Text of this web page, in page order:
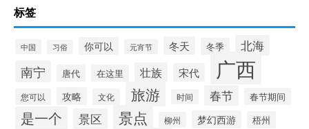
标签
中国 习俗 你可以 元宵节 冬天 冬季 北海
南宁 唐代 在这里 壮族 宋代 广西
您可以 攻略 文化 旅游 时间 春节 春节期间
是一个 景区 景点 柳州 梦幻西游 梧州